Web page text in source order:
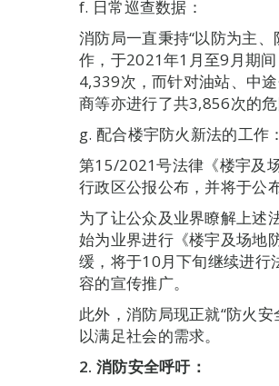
f. 日常巡查数据：
消防局一直秉持“以防为主
作，于2021年1月至9月期
4,339次，而针对油站、中
商等亦进行了共3,856次的
g. 配合楼宇防火新法的工作：
第15/2021号法律《楼宇及
行政区公报公布，并将于公
为了让公众及业界瞭解上述
始为业界进行《楼宇及场地
缓，将于10月下旬继续进行
容的宣传推广。
此外，消防局现正就“防火
以满足社会的需求。
2. 消防安全呼吁：